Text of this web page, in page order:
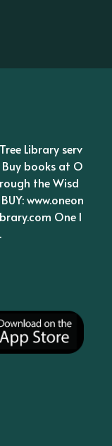
Library serv
books at O
the Wisd
www.oneon
One l